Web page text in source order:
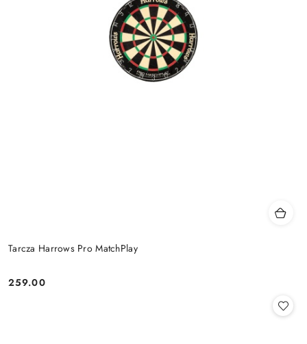
Tarcza Harrows Pro MatchPlay
Cena:
259.00